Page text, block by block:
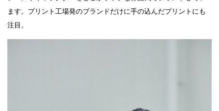
ます。プリント工場発のブランドだけに手の込んだプリントにも
注目。